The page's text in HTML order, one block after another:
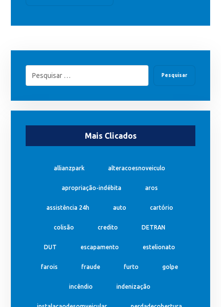
Pesquisar
Mais Clicados
allianzpark alteracoesnoveiculo
apropriação-indébita aros
assistência 24h auto cartório
colisão credito DETRAN
DUT escapamento estelionato
farois fraude furto golpe
incêndio indenização